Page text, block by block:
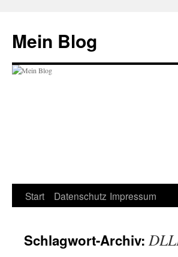
springen
Mein Blog
Start Datenschutz Impressum
Schlagwort-Archiv: